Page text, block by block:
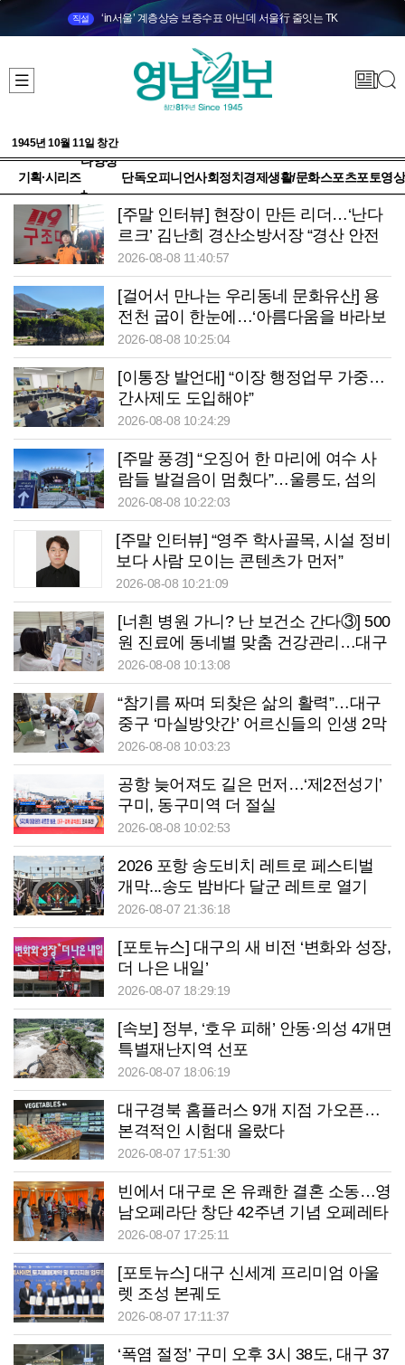
직설 ‘in서울’ 계층상승 보증수표 아닌데 서울行 줄잇는 TK
1945년 10월 11일 창간
기획·시리즈
다양성
+
단독오피니언사회정치 경제생활/문화스포츠포토영상
[주말 인터뷰] 현장이 만든 리더…‘난다
르크’ 김난희 경산소방서장 “경산 안전
책임지겠습니다”
2026-08-08 11:40:57
[걸어서 만나는 우리동네 문화유산] 용
전천 굽이 한눈에…‘아름다움을 바라보
는’ 청송 망미정
2026-08-08 10:25:04
[이통장 발언대] “이장 행정업무 가중…
간사제도 도입해야”
2026-08-08 10:24:29
[주말 풍경] “오징어 한 마리에 여수 사
람들 발걸음이 멈췄다”…울릉도, 섬의
날서 ‘통했다’
2026-08-08 10:22:03
[주말 인터뷰] “영주 학사골목, 시설 정비
보다 사람 모이는 콘텐츠가 먼저”
2026-08-08 10:21:09
[너흰 병원 가니? 난 보건소 간다③] 500
원 진료에 동네별 맞춤 건강관리…대구
중구보건소의 변신
2026-08-08 10:13:08
“참기름 짜며 되찾은 삶의 활력”…대구
중구 ‘마실방앗간’ 어르신들의 인생 2막
2026-08-08 10:03:23
공항 늦어져도 길은 먼저…‘제2전성기’
구미, 동구미역 더 절실
2026-08-08 10:02:53
2026 포항 송도비치 레트로 페스티벌
개막...송도 밤바다 달군 레트로 열기
2026-08-07 21:36:18
[포토뉴스] 대구의 새 비전 ‘변화와 성장,
더 나은 내일’
2026-08-07 18:29:19
[속보] 정부, ‘호우 피해’ 안동·의성 4개면
특별재난지역 선포
2026-08-07 18:06:19
대구경북 홈플러스 9개 지점 가오픈…
본격적인 시험대 올랐다
2026-08-07 17:51:30
빈에서 대구로 온 유쾌한 결혼 소동…영
남오페라단 창단 42주년 기념 오페레타
‘딸은 열, 아들은?’
2026-08-07 17:25:11
[포토뉴스] 대구 신세계 프리미엄 아울
렛 조성 본궤도
2026-08-07 17:11:37
‘폭염 절정’ 구미 오후 3시 38도, 대구 37